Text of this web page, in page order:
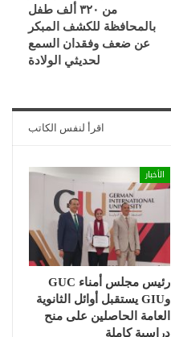
من ٣٢٠ ألف طفل
بالمحافظة للكشف المبكر
عن ضعف وفقدان السمع
لحديثي الولادة
اقرأ لنفس الكاتب
الأخبار
رئيس مجلس أمناء GUC
وGIU يستقبل أوائل الثانوية
العامة الحاصلين على منح
دراسية كاملة